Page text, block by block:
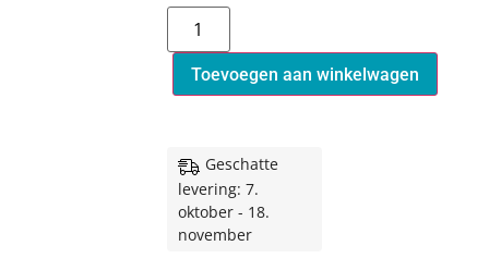
Toevoegen aan winkelwagen
Geschatte
levering: 7.
oktober - 18.
november